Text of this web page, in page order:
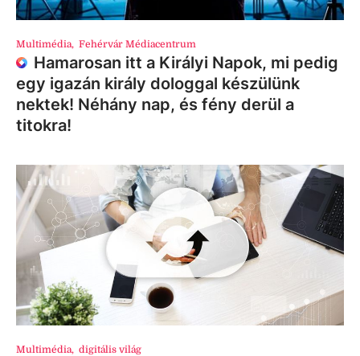
Multimédia, Fehérvár Médiacentrum
Hamarosan itt a Királyi Napok, mi pedig
egy igazán király dologgal készülünk
nektek! Néhány nap, és fény derül a
titokra!
Multimédia, digitális világ